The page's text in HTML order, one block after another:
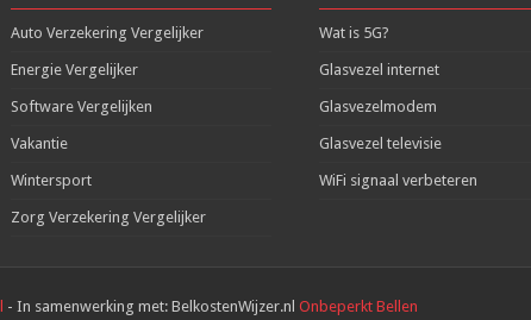
Auto Verzekering Vergelijker
Energie Vergelijker
Software Vergelijken
Vakantie
Wintersport
Zorg Verzekering Vergelijker
Wat is 5G?
Glasvezel internet
Glasvezelmodem
Glasvezel televisie
WiFi signaal verbeteren
- In samenwerking met: BelkostenWijzer.nl Onbeperkt Bellen